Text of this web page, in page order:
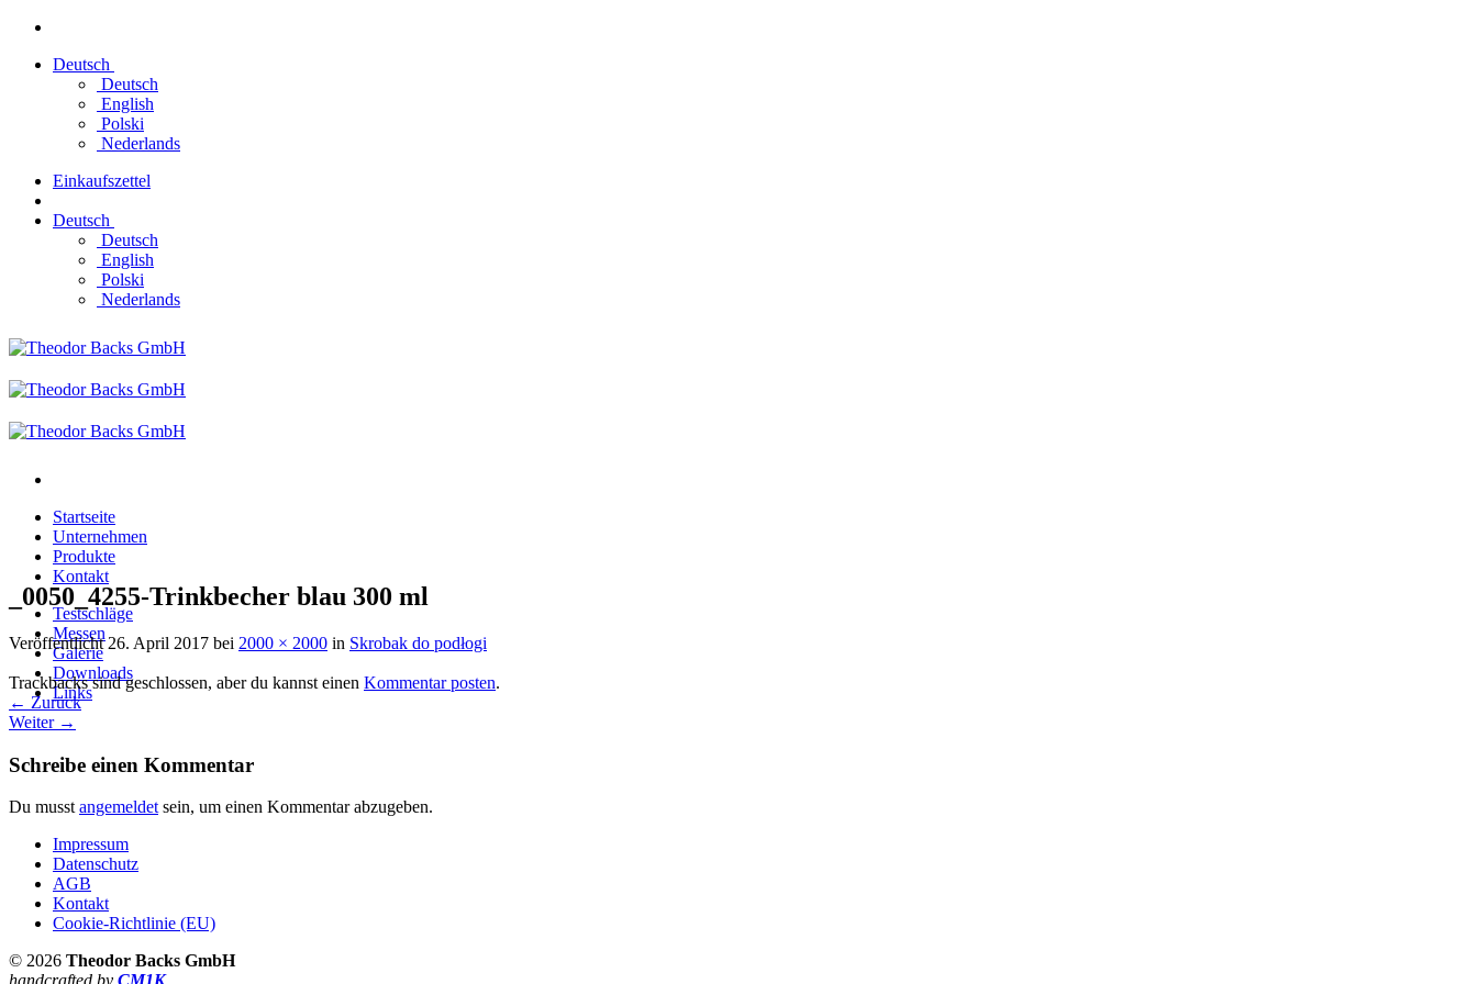
Zum
springenDeutsch
Deutsch
English
Polski
Nederlands
Einkaufszettel
Deutsch
Deutsch
English
Polski
Nederlands
Startseite
Unternehmen
Produkte
Kontakt
Testschläge
Messen
Galerie
Downloads
Links
_0050_4255-Trinkbecher blau 300 ml
Veröffentlicht26. April 2017 bei 2000 × 2000 in Skrobak do podłogi
Trackbacks sind geschlossen, aber du kannst einen Kommentar posten.
← Zurück
Weiter →
Schreibe einen Kommentar
Du musst angemeldet sein, um einen Kommentar abzugeben.
Impressum
Datenschutz
AGB
Kontakt
Cookie-Richtlinie (EU)
© 2026 Theodor Backs GmbH